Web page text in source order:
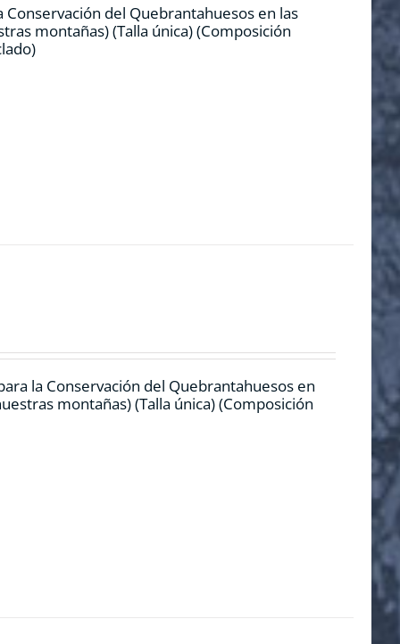
del Quebrantahuesos en las
montañas) (Talla única) (Composición
la Conservación del Quebrantahuesos en
montañas) (Talla única) (Composición